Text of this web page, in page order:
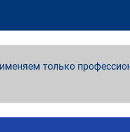
только